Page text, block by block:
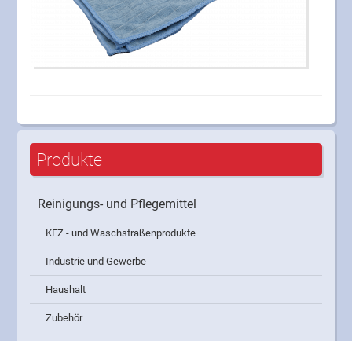
Produkte
Reinigungs- und Pflegemittel
KFZ - und Waschstraßenprodukte
Industrie und Gewerbe
Haushalt
Zubehör